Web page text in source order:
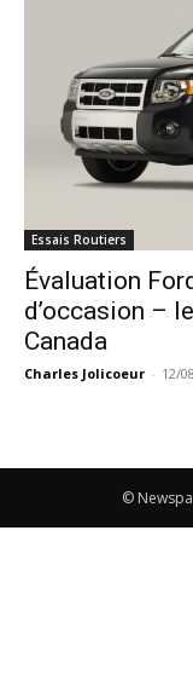
Essais Routiers
Évaluation
d’occasion –
Canada
Charles Jolicoeur - 12/
©